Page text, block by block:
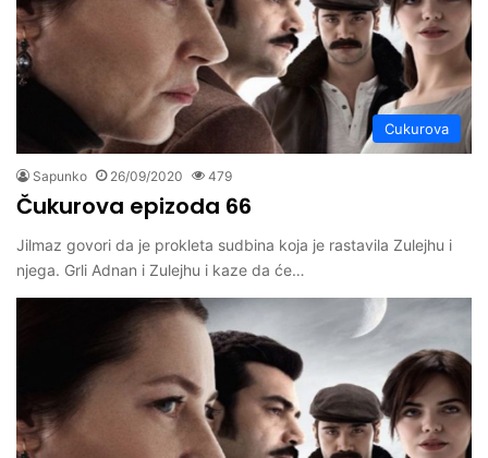
Cukurova
Sapunko 26/09/2020 479
Čukurova epizoda 66
Jilmaz govori da je prokleta sudbina koja je rastavila Zulejhu i
njega. Grli Adnan i Zulejhu i kaze da će…